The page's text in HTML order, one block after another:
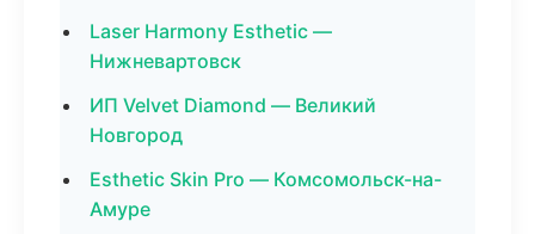
Laser Harmony Esthetic —
Нижневартовск
ИП Velvet Diamond — Великий
Новгород
Esthetic Skin Pro — Комсомольск-на-
Амуре